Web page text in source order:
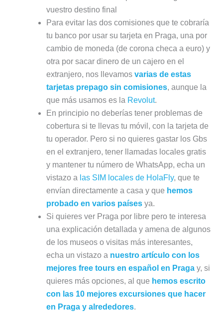
vuestro destino final
Para evitar las dos comisiones que te cobraría
tu banco por usar su tarjeta en Praga, una por
cambio de moneda (de corona checa a euro) y
otra por sacar dinero de un cajero en el
extranjero, nos llevamos varias de estas
tarjetas prepago sin comisiones, aunque la
que más usamos es la Revolut.
En principio no deberías tener problemas de
cobertura si te llevas tu móvil, con la tarjeta de
tu operador. Pero si no quieres gastar los Gbs
en el extranjero, tener llamadas locales gratis
y mantener tu número de WhatsApp, echa un
vistazo a las SIM locales de HolaFly, que te
envían directamente a casa y que hemos
probado en varios paísesya.
Si quieres ver Praga por libre pero te interesa
una explicación detallada y amena de algunos
de los museos o visitas más interesantes,
echa un vistazo a nuestro artículo con los
mejores free tours en español en Pragay, si
quieres más opciones, al que hemos escrito
con las 10 mejores excursiones que hacer
en Praga y alrededores.